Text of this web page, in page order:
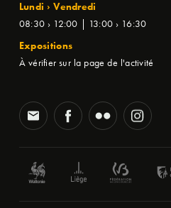
Lundi › Vendredi
08:30 › 12:00 | 13:00 › 16:30
Expositions
À vérifier sur la page de l'activité